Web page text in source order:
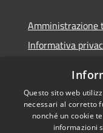
Amministrazione
Informativa
Dichiarazione di
Questo sito web
necessari al corretto
nonché un cookie
informazioni